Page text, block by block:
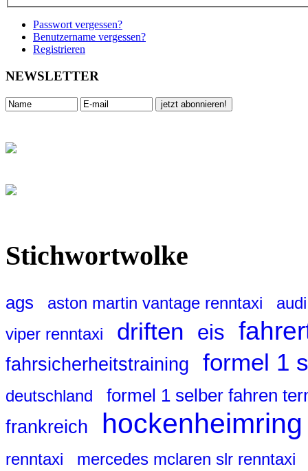
Passwort vergessen?
Benutzername vergessen?
Registrieren
NEWSLETTER
Stichwortwolke
ags aston martin vantage renntaxi
viper renntaxi
driften eis
fahrsicherheitstraining formel 1
deutschland formel 1 selber fahren
frankreich hockenheimring
renntaxi mercedes mclaren slr renntaxi